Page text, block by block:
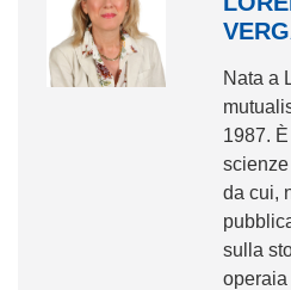
Nata a
1987.
da cui,
sulla
operaia